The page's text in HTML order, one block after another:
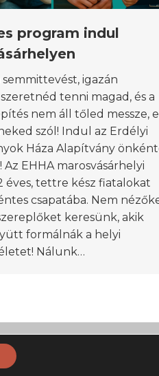
program indul
igazán
szeretnéd tenni magad, és a
nem áll tőled messze,
szól! Indul az Erdélyi
Háza Alapítvány
Az EHHA marosvásárhelyi
éves, tettre kész fiatalokat
csapatába. Nem
keresünk, akik
formálnák a helyi
Nálunk…